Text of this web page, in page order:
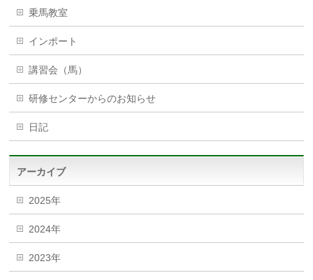
乗馬教室
インポート
講習会（馬）
研修センターからのお知らせ
日記
アーカイブ
2025年
2024年
2023年